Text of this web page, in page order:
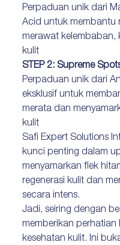
Perpaduan unik dari
Acid untuk membantu
merawat kelembaban,
kulit
STEP 2: Supreme
Perpaduan unik dari
eksklusif untuk
merata dan
kulit
Safi Expert Solutions
kunci penting dalam
menyamarkan flek
regenerasi kulit dan
secara intens.
Jadi, seiring dengan
memberikan
kesehatan kulit. Ini